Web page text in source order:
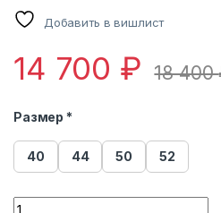
Добавить в вишлист
14 700 ₽ 18 400
Размер *
40 44 50 52
Пальто женское